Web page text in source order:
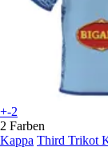
+-2
2 Farben
Kappa Third Trikot